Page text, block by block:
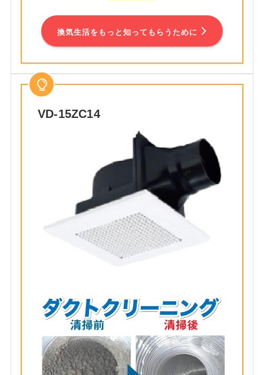
換気生活をもっと知ってもらうために
VD-15ZC14